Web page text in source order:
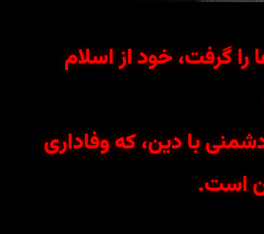
را گرفت، خود از اسلام
با دین، که وفاداری
است.